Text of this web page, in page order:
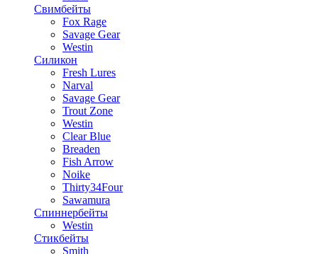
Свимбейты
Fox Rage
Savage Gear
Westin
Силикон
Fresh Lures
Narval
Savage Gear
Trout Zone
Westin
Clear Blue
Breaden
Fish Arrow
Noike
Thirty34Four
Sawamura
Спиннербейты
Westin
Стикбейты
Smith